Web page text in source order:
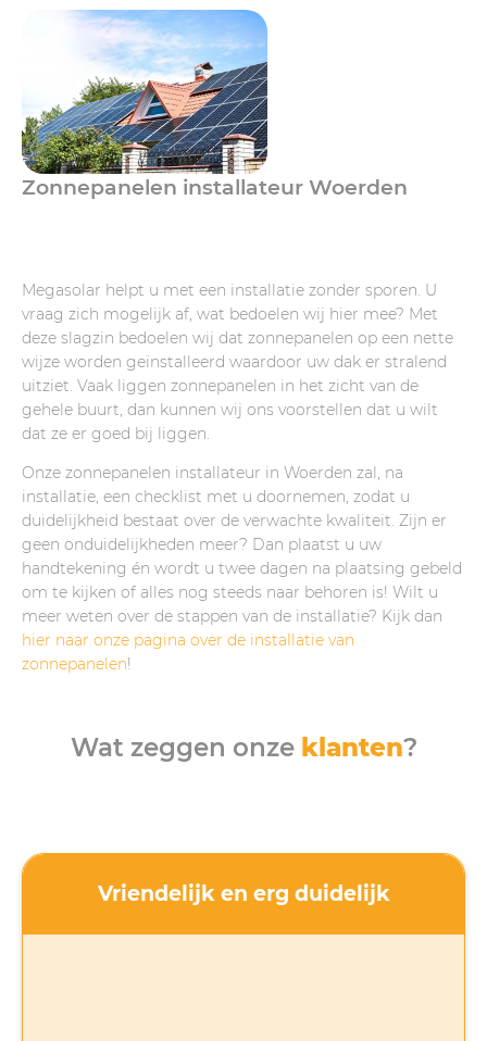
Zonnepanelen installateur Woerden
Megasolar helpt u met een installatie zonder sporen. U
vraag zich mogelijk af, wat bedoelen wij hier mee? Met
deze slagzin bedoelen wij dat zonnepanelen op een nette
wijze worden geïnstalleerd waardoor uw dak er stralend
uitziet. Vaak liggen zonnepanelen in het zicht van de
gehele buurt, dan kunnen wij ons voorstellen dat u wilt
dat ze er goed bij liggen.
Onze zonnepanelen installateur in Woerden zal, na
installatie, een checklist met u doornemen, zodat u
duidelijkheid bestaat over de verwachte kwaliteit. Zijn er
geen onduidelijkheden meer? Dan plaatst u uw
handtekening én wordt u twee dagen na plaatsing gebeld
om te kijken of alles nog steeds naar behoren is! Wilt u
meer weten over de stappen van de installatie? Kijk dan
hier naar onze pagina over de installatie van
zonnepanelen!
Wat zeggen onze klanten?
Vriendelijk en erg duidelijk